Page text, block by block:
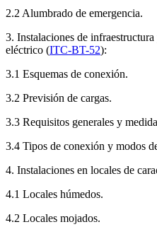
2.2 Alumbrado de emergencia.
3. Instalaciones de
eléctrico (ITC-BT-52):
3.1 Esquemas de conexión.
3.2 Previsión de cargas.
3.3 Requisitos generales y
3.4 Tipos de conexión y modos
4. Instalaciones en locales de
4.1 Locales húmedos.
4.2 Locales mojados.